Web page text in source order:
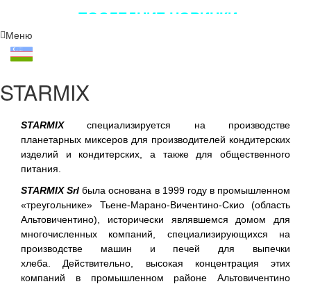
ПОСЛЕДНИЕ НОВИНКИ
Меню
STARMIX
STARMIXспециализируется на производстве
планетарных миксеров для производителей кондитерских
изделий и кондитерских, а также для общественного
питания.
STARMIX Srl была основана в 1999 году в промышленном
«треугольнике» Тьене-Марано-Вичентино-Скио (область
Альтовичентино), исторически являвшемся домом для
многочисленных компаний, специализирующихся на
производстве машин и печей для выпечки
хлеба. Действительно, высокая концентрация этих
компаний в промышленном районе Альтовичентино